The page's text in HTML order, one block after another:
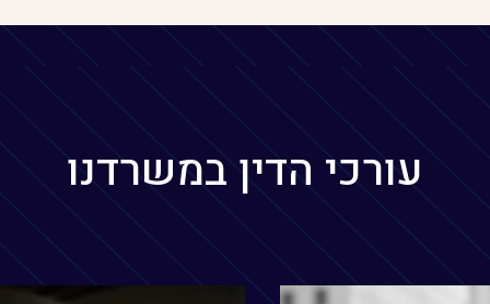
עורכי הדין במשרדנו